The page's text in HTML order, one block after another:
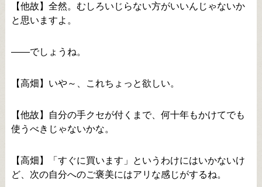
【他故】全然。むしろいじらない方がいいんじゃないか
と思いますよ。
――でしょうね。
【高畑】いや～、これちょっと欲しい。
【他故】自分の手クセが付くまで、何十年もかけてでも
使うべきじゃないかな。
【高畑】「すぐに買います」というわけにはいかないけ
ど、次の自分へのご褒美にはアリな感じがするね。